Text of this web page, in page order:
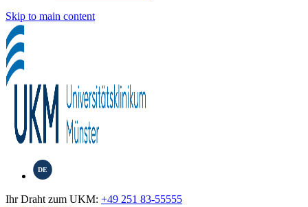
Skip to main content
DE
Ihr Draht zum UKM: +49 251 83-55555